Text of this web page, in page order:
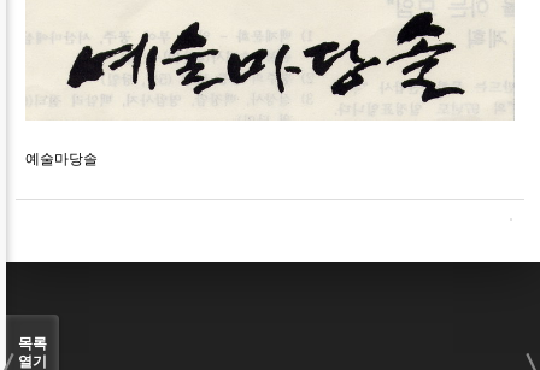
예술마당솔
목록
열기
Sketchbook5, 스케치북5
Sketchbook5, 스케치북5